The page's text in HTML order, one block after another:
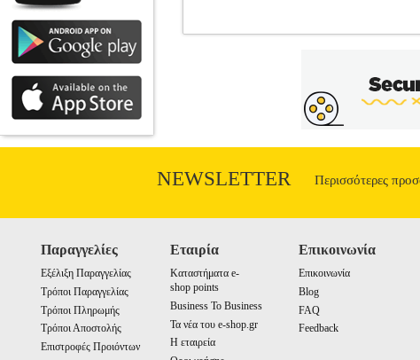
ΑΠΟΣΜΗΤΙΚΑ •NOXZEMA στην
προστασία από τον ιδρώτα και την
Boosted Fragrance, ενισχύει το άρωμα και
αρωματικές νότες εσπεριδοειδών και
Αποτελεσματική προστασία Η σύνθεσή του
μενθόλη • Προστασία: Από ιδρώτα και
NEWSLETTER Περισσότερες
Παραγγελίες
Εξέλιξη Παραγγελίας
Τρόποι Παραγγελίας
Τρόποι Πληρωμής
Τρόποι Αποστολής
Επιστροφές Προιόντων
Εταιρία
Καταστήματα e-
shop points
Business To Business
Τα νέα του e-shop.gr
Η εταιρεία
Επικοινωνία
Επικοινωνία
Blog
FAQ
Feedback